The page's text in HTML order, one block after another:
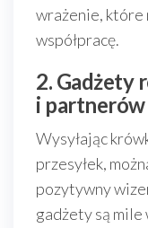
wrażenie, które
współpracę.
2. Gadżety
i partnerów
Wysyłając
przesyłek,
pozytywny
gadżety są mile